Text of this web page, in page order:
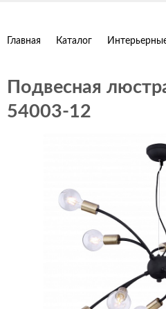
Главная Каталог
Подвесная
54003-12